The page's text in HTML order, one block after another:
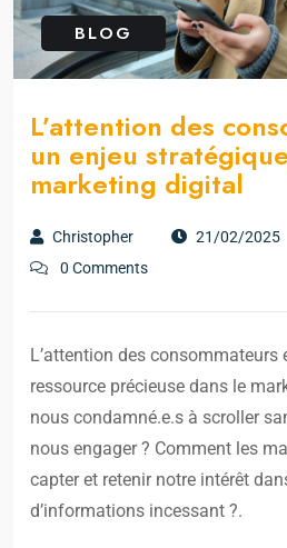
BLOG
L’attention des
un enjeu
marketing digital
Christopher
21/02/2025
0 Comments
L’attention des consommateurs
ressource précieuse dans le
nous condamné.e.s à scroller
nous engager ? Comment les
capter et retenir notre intérêt
d’informations incessant ?.